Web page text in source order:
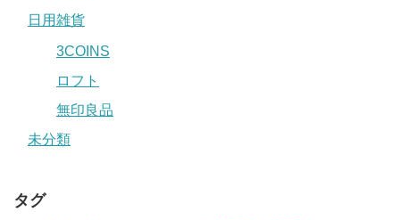
日用雑貨
3COINS
ロフト
無印良品
未分類
タグ